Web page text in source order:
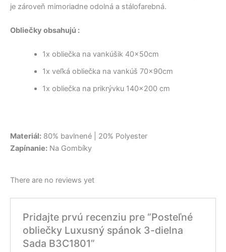
je zároveň mimoriadne odolná a stálofarebná.
Obliečky obsahujú :
1x obliečka na vankúšik 40x50cm
1x veľká obliečka na vankúš 70x90cm
1x obliečka na prikrývku 140×200 cm
Materiál: 80% bavlnené | 20% Polyester
Zapínanie: Na Gombíky
There are no reviews yet
Pridajte prvú recenziu pre “Posteľné
obliečky Luxusný spánok 3-dielna
Sada B3C1801”